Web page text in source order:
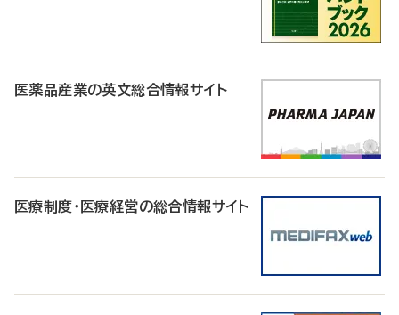
医薬品産業の英文総合情報サイト
医療制度・医療経営の総合情報サイト